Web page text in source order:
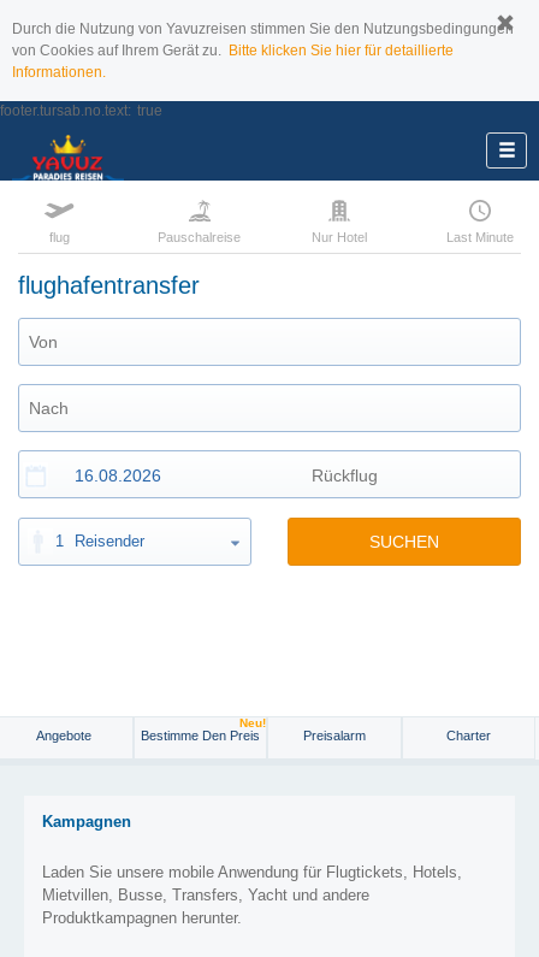
Durch die Nutzung von Yavuzreisen stimmen Sie den Nutzungsbedingungen
von Cookies auf Ihrem Gerät zu. Bitte klicken Sie hier für detaillierte
Informationen.
footer.tursab.no.text: true
flug Pauschalreise Nur Hotel Last Minute
flughafentransfer
1 Reisender SUCHEN
Angebote Bestimme Den Preis
Neu!
Preisalarm Charter
Kampagnen
Laden Sie unsere mobile Anwendung für Flugtickets, Hotels,
Mietvillen, Busse, Transfers, Yacht und andere
Produktkampagnen herunter.